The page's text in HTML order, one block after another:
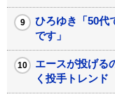
ひろゆき「50代
です」
エースが投げる
く投手トレンド